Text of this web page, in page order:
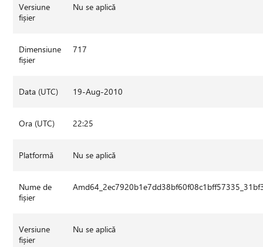
Versiune
fișier
Nu se aplică
Dimensiune
fișier
717
Data (UTC) 19-Aug-2010
Ora (UTC) 22:25
Platformă Nu se aplică
Nume de
fișier
Versiune
fișier
Nu se aplică